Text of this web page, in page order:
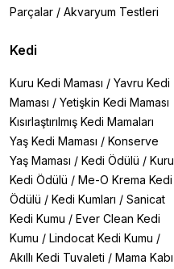
Parçalar / Akvaryum Testleri
Kedi
Kuru Kedi Maması / Yavru Kedi
Maması / Yetişkin Kedi Maması
Kısırlaştırılmış Kedi Mamaları
Yaş Kedi Maması / Konserve
Yaş Maması / Kedi Ödülü / Kuru
Kedi Ödülü / Me-O Krema Kedi
Ödülü / Kedi Kumları / Sanicat
Kedi Kumu / Ever Clean Kedi
Kumu / Lindocat Kedi Kumu /
Akıllı Kedi Tuvaleti / Mama Kabı